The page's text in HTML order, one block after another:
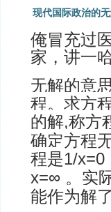
现代国际政治的
俺冒充过
家，讲一
无解的意
程。求方
的解,称方
确定方程
程是1/x=0
x=∞ 。实
能作为解了